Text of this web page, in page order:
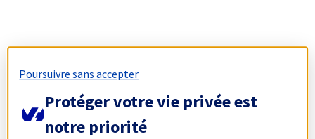
Poursuivre sans accepter
Protéger votre vie privée est
notre priorité